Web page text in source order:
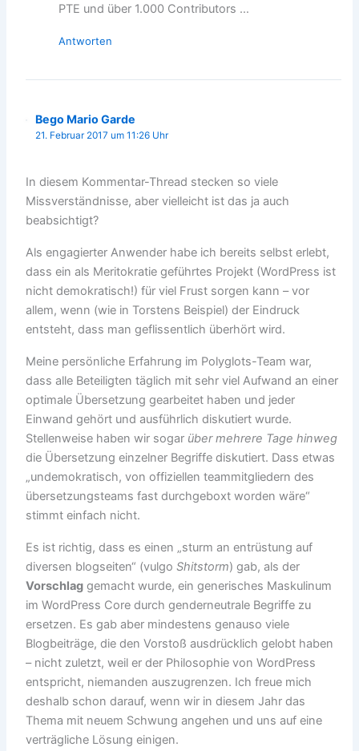
PTE und über 1.000 Contributors …
Antworten
Bego Mario Garde
21. Februar 2017 um 11:26 Uhr
In diesem Kommentar-Thread stecken so viele
Missverständnisse, aber vielleicht ist das ja auch
beabsichtigt?
Als engagierter Anwender habe ich bereits selbst erlebt,
dass ein als Meritokratie geführtes Projekt (WordPress ist
nicht demokratisch!) für viel Frust sorgen kann – vor
allem, wenn (wie in Torstens Beispiel) der Eindruck
entsteht, dass man geflissentlich überhört wird.
Meine persönliche Erfahrung im Polyglots-Team war,
dass alle Beteiligten täglich mit sehr viel Aufwand an einer
optimale Übersetzung gearbeitet haben und jeder
Einwand gehört und ausführlich diskutiert wurde.
Stellenweise haben wir sogar über mehrere Tage hinweg
die Übersetzung einzelner Begriffe diskutiert. Dass etwas
„undemokratisch, von offiziellen teammitgliedern des
übersetzungsteams fast durchgeboxt worden wäre“
stimmt einfach nicht.
Es ist richtig, dass es einen „sturm an entrüstung auf
diversen blogseiten“ (vulgoShitstorm) gab, als der
Vorschlag gemacht wurde, ein generisches Maskulinum
im WordPress Core durch genderneutrale Begriffe zu
ersetzen. Es gab aber mindestens genauso viele
Blogbeiträge, die den Vorstoß ausdrücklich gelobt haben
– nicht zuletzt, weil er der Philosophie von WordPress
entspricht, niemanden auszugrenzen. Ich freue mich
deshalb schon darauf, wenn wir in diesem Jahr das
Thema mit neuem Schwung angehen und uns auf eine
verträgliche Lösung einigen.